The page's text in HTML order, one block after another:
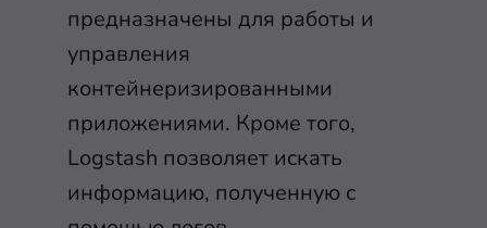
предназначены для работы и
управления
контейнеризированными
приложениями. Кроме того,
Logstash позволяет искать
информацию, полученную с